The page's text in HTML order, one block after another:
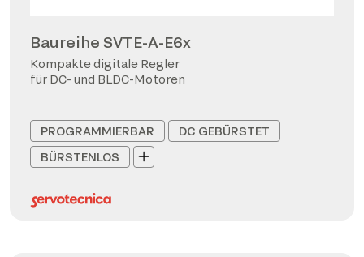
Baureihe SVTE-A-E6x
Kompakte digitale Regler
für DC- und BLDC-Motoren
PROGRAMMIERBAR
DC GEBÜRSTET
BÜRSTENLOS